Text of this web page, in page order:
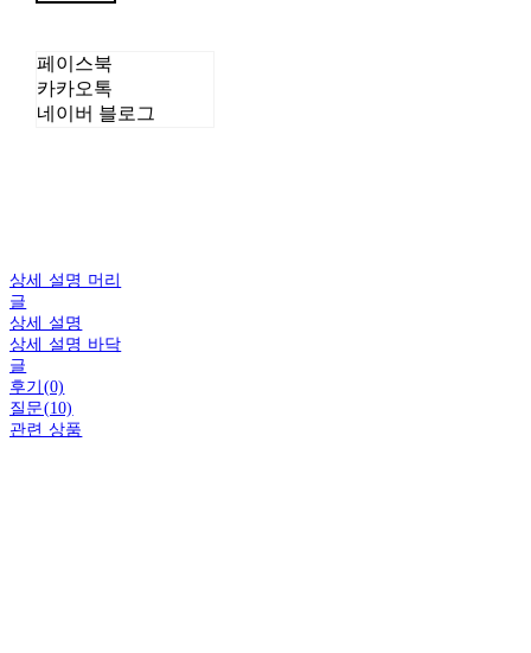
페이스북
카카오톡
네이버 블로그
상세 설명 머리
글
상세 설명
상세 설명 바닥
글
후기(0)
질문(10)
관련 상품